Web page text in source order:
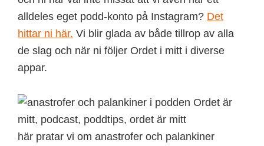
alldeles eget podd-konto på Instagram? Det
hittar ni här. Vi blir glada av både tillrop av alla
de slag och när ni följer Ordet i mitt i diverse
appar.
här pratar vi om anastrofer och palankiner